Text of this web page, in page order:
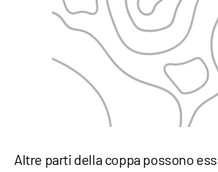
Altre parti della coppa possono